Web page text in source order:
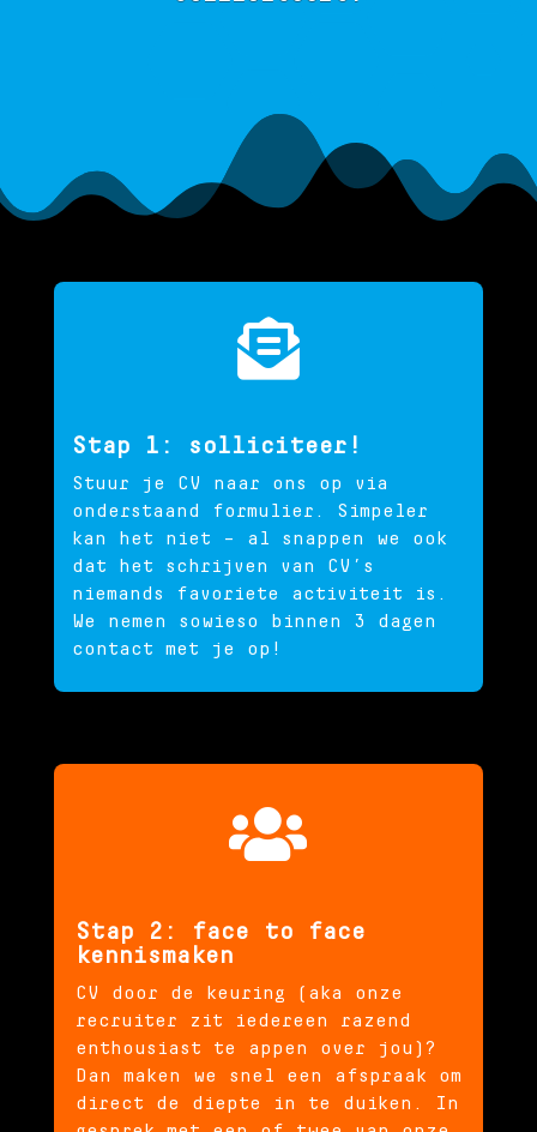

Stap 1: solliciteer!
Stuur je CV naar ons op via
onderstaand formulier. Simpeler
kan het niet – al snappen we ook
dat het schrijven van CV’s
niemands favoriete activiteit is.
We nemen sowieso binnen 3 dagen
contact met je op!

Stap 2: face to face
kennismaken
CV door de keuring (aka onze
recruiter zit iedereen razend
enthousiast te appen over jou)?
Dan maken we snel een afspraak om
direct de diepte in te duiken. In